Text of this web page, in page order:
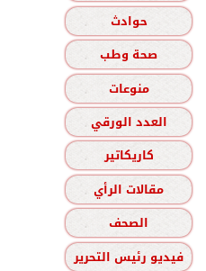
حوادث
صحة وطب
منوعات
العدد الورقي
كاريكاتير
مقالات الرأي
الصحف
فيديو رئيس التحرير